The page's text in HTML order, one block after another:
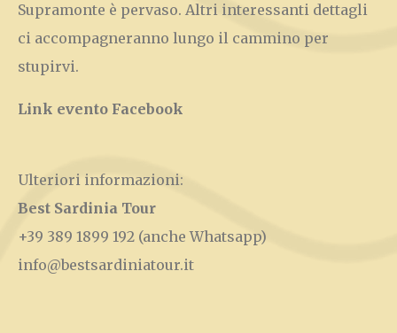
Supramonte è pervaso. Altri interessanti dettagli
ci accompagneranno lungo il cammino per
stupirvi.
Link evento Facebook
Ulteriori informazioni:
Best Sardinia Tour
+39 389 1899 192 (anche Whatsapp)
info@bestsardiniatour.it